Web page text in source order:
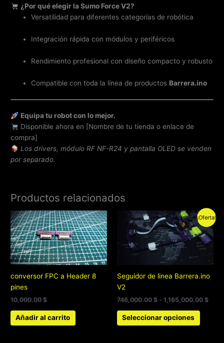
¿Por qué elegir la Sumo Force V2?
Versatilidad para diferentes categorías de robótica
Integración rápida con módulos y periféricos
Rendimiento profesional con diseño compacto y robusto
Compatible con toda la línea de productos Barrera.ino
Equipa tu robot con lo mejor.
Disponible ahora en [Nombre de tu tienda o enlace de
compra]
Los drivers, módulo RF NF-R24 y pantalla OLED se venden
por separado.
Productos relacionados
conversor FPC a Header 8
pines
10,000.00$
Añadir al carrito
¡Oferta!
Seguidor de linea Barrera.ino
V2
746,000.00 $ - 1,165,000.00 $
de
Seleccionar opciones
Este
tiene
pueden
elegir
en